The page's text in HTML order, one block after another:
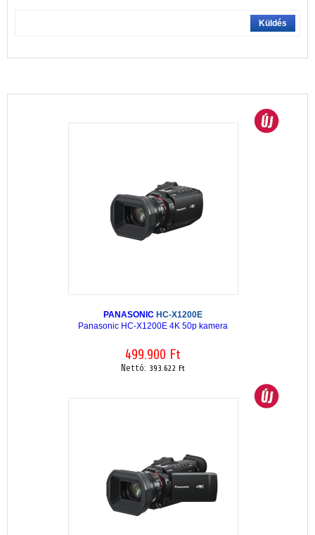
Küldés
PANASONIC HC-X1200E
Panasonic HC-X1200E 4K 50p kamera
499.900 Ft
Nettó: 393.622 Ft